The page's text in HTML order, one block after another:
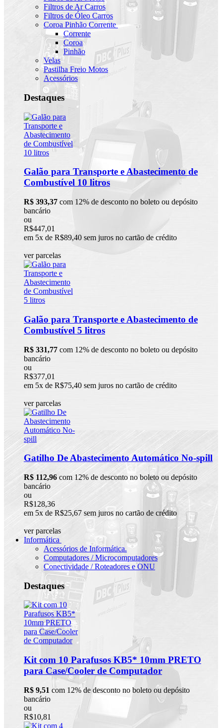
Filtros de Ar Carros
Filtros de Óleo Carros
Coroa Pinhão Corrente
Corrente
Coroa
Pinhão
Velas
Pastilha Freio Motos
Acessórios
Destaques
Galão para Transporte e Abastecimento de
Combustível 10 litros
R$ 393,37 com 12% de desconto no boleto ou depósito
bancário
ou
R$447,01
em 5x de R$89,40 sem juros no cartão de crédito
ver parcelas
Galão para Transporte e Abastecimento de
Combustível 5 litros
R$ 331,77 com 12% de desconto no boleto ou depósito
bancário
ou
R$377,01
em 5x de R$75,40 sem juros no cartão de crédito
ver parcelas
Gatilho De Abastecimento Automático No-spill
R$ 112,96 com 12% de desconto no boleto ou depósito
bancário
ou
R$128,36
em 5x de R$25,67 sem juros no cartão de crédito
ver parcelas
Informática
Acessórios de Informática.
Computadores / Microcomputadores
Conectividade / Roteadores e ONU
Destaques
Kit com 10 Parafusos KB5* 10mm PRETO
para Case/Cooler de Computador
R$ 9,51 com 12% de desconto no boleto ou depósito
bancário
ou
R$10,81